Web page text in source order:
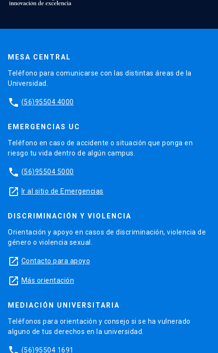
MESA CENTRAL
Teléfono para comunicarse con las distintas áreas de la
Universidad.
phone (56)95504 4000
EMERGENCIAS UC
Teléfono en caso de accidente o situación que ponga en
riesgo tu vida dentro de algún campus.
phone (56)95504 5000
launch Ir al sitio de Emergencias
DISCRIMINACIÓN Y VIOLENCIA
Orientación y apoyo en casos de discriminación, violencia de
género o violencia sexual.
launch Contacto para apoyo
launch Más orientación
MEDIACIÓN UNIVERSITARIA
Teléfonos para orientación y consejo si se ha vulnerado
alguno de tus derechos en la universidad.
(56)95504 1691